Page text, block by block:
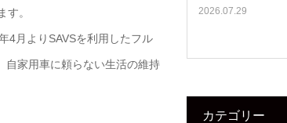
。
4月よりSAVSを利用したフル
自家用車に頼らない生活の維持
2026.07.29
カテゴリー